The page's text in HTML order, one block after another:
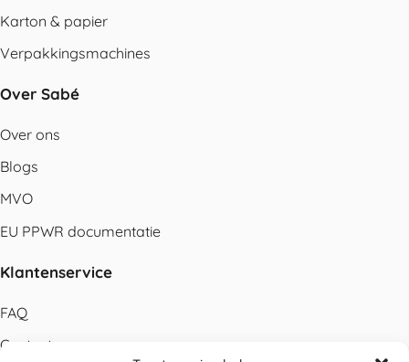
Karton & papier
Verpakkingsmachines
Over Sabé
Over ons
Blogs
MVO
EU PPWR documentatie
Klantenservice
FAQ
Contact